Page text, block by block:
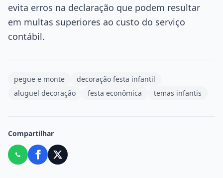
evita erros na declaração que podem resultar
em multas superiores ao custo do serviço
contábil.
pegue e monte
decoração festa infantil
aluguel decoração
festa econômica temas infantis
Compartilhar